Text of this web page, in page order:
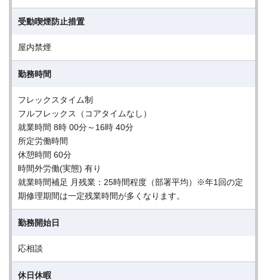
受動喫煙防止措置
屋内禁煙
勤務時間
フレックスタイム制
フルフレックス（コアタイムなし）
就業時間 8時 00分～16時 40分
所定労働時間
休憩時間 60分
時間外労働(実態) 有り
就業時間補足 月残業：25時間程度（部署平均）※年1回の定
期修理期間は一定残業時間が多くなります。
勤務開始日
応相談
休日休暇